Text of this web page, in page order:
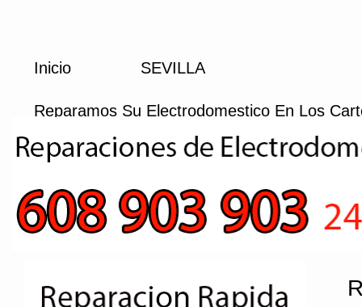
Inicio SEVILLA
Reparamos Su Electrodomestico En Los